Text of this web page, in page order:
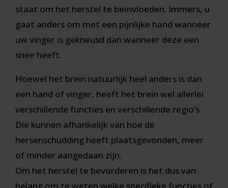
staat om het herstel te beïnvloeden. Immers, u
gaat anders om met een pijnlijke hand wanneer
uw vinger is gekneusd dan wanneer deze een
snee heeft.
Hoewel het brein natuurlijk heel anders is dan
een hand of vinger, heeft het brein wel allerlei
verschillende functies en verschillende regio’s.
Die kunnen afhankelijk van hoe de
hersenschudding heeft plaatsgevonden, meer
of minder aangedaan zijn.
Om het herstel te bevorderen is het dus van
belang om te weten welke specifieke functies of